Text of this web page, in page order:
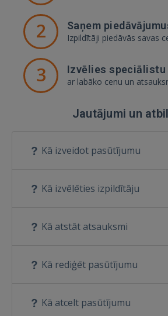
2 Saņem
Izpildītāji piedāvās savas
3 Izvēlies speciālistu
ar labāko cenu un
Jautājumi un
Kā izveidot pasūtījumu
Kā izvēlēties izpildītāju
Kā atstāt atsauksmi
Kā rediģēt pasūtījumu
Kā atcelt pasūtījumu